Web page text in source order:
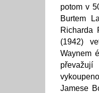
potom v
Burtem
Richarda
(1942)
Waynem
Jamese